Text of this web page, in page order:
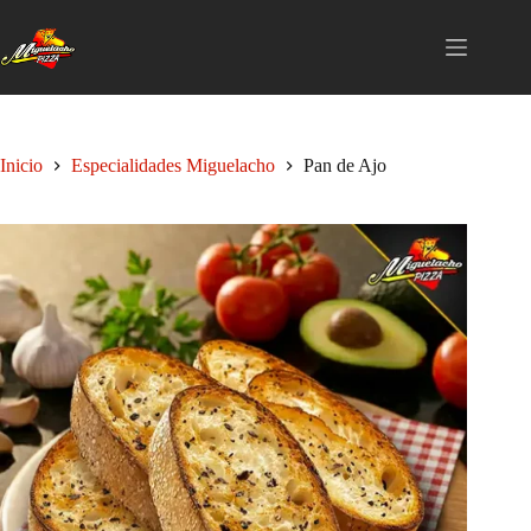
contenido
Inicio Especialidades Miguelacho Pan de Ajo